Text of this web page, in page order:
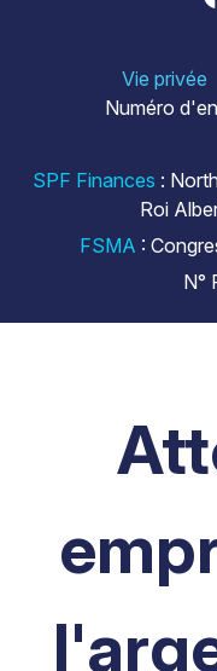
Vie privée
Numéro
SPF Finances :
Roi
FSMA :
N°